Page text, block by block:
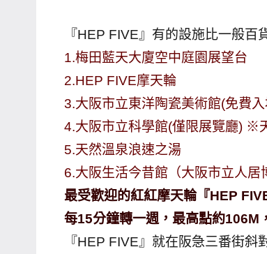
者、
各
會
及
活
動
主
學
校
『HEP FIVE』有的設施比一般百
1.梅田藍天大廈空中庭園展望台
2.HEP FIVE摩天輪
3.大阪市立東洋陶瓷美術館(免費
4.大阪市立科學館(僅限展覽廳) ※
5.天然溫泉浪速之湯
6.大阪生活今昔館（大阪市立人居
最受歡迎的紅紅摩天輪『HEP
每15分鐘轉一週，最高點約106M
『HEP FIVE』就在阪急三番街